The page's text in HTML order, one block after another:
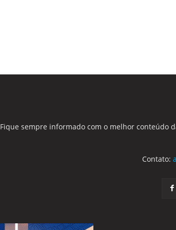
Fique sempre informado com o melhor conteúdo
Contato: